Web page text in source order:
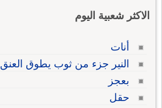
الاكثر شعبية اليوم
أنات
النير جزء من ثوب يطوق العنق
بعجز
حقل